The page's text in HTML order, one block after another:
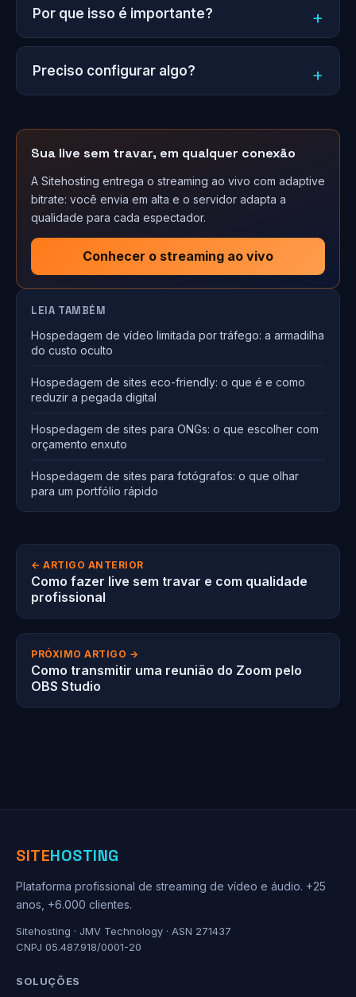
Por que isso é importante?
Preciso configurar algo?
Sua live sem travar, em qualquer conexão
A Sitehosting entrega o streaming ao vivo com adaptive
bitrate: você envia em alta e o servidor adapta a
qualidade para cada espectador.
Conhecer o streaming ao vivo
LEIA TAMBÉM
Hospedagem de vídeo limitada por tráfego: a armadilha
do custo oculto
Hospedagem de sites eco-friendly: o que é e como
reduzir a pegada digital
Hospedagem de sites para ONGs: o que escolher com
orçamento enxuto
Hospedagem de sites para fotógrafos: o que olhar
para um portfólio rápido
← ARTIGO ANTERIOR
Como fazer live sem travar e com qualidade
profissional
PRÓXIMO ARTIGO →
Como transmitir uma reunião do Zoom pelo
OBS Studio
SITEHOSTING
Plataforma profissional de streaming de vídeo e áudio. +25
anos, +6.000 clientes.
Sitehosting · JMV Technology · ASN 271437
CNPJ 05.487.918/0001-20
SOLUÇÕES